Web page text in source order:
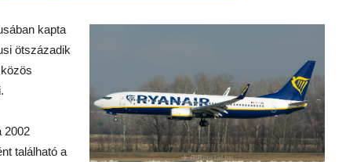
kapta
ötszázadik
2002
található a